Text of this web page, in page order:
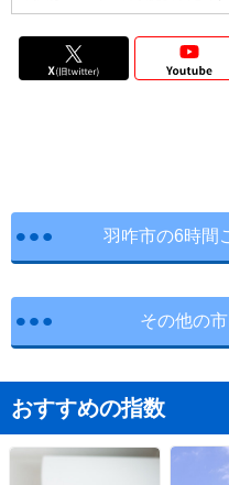
羽咋市の6時間
その他の
おすすめの指数